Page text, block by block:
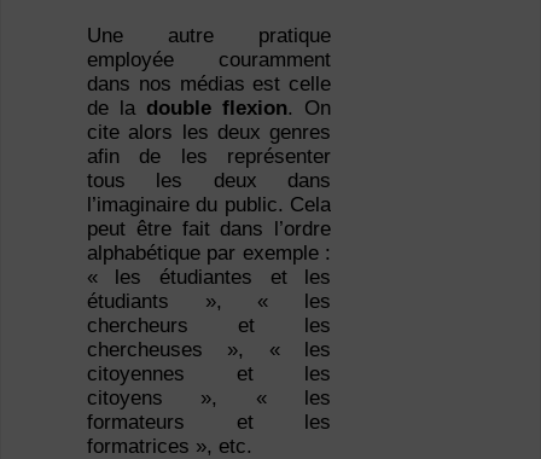
Une autre pratique
employée couramment
dans nos médias est celle
de la double flexion. On
cite alors les deux genres
afin de les représenter
tous les deux dans
l’imaginaire du public. Cela
peut être fait dans l’ordre
alphabétique par exemple :
« les étudiantes et les
étudiants », « les
chercheurs et les
chercheuses », « les
citoyennes et les
citoyens », « les
formateurs et les
formatrices », etc.